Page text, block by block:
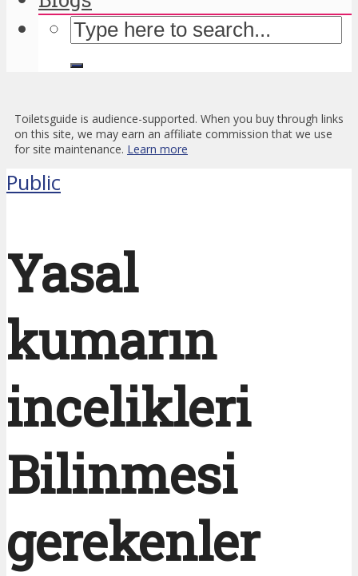
Toiletsguide is audience-supported. When you buy through links
on this site, we may earn an affiliate commission that we use
for site maintenance. Learn more
Public
Yasal
kumarın
incelikleri
Bilinmesi
gerekenler